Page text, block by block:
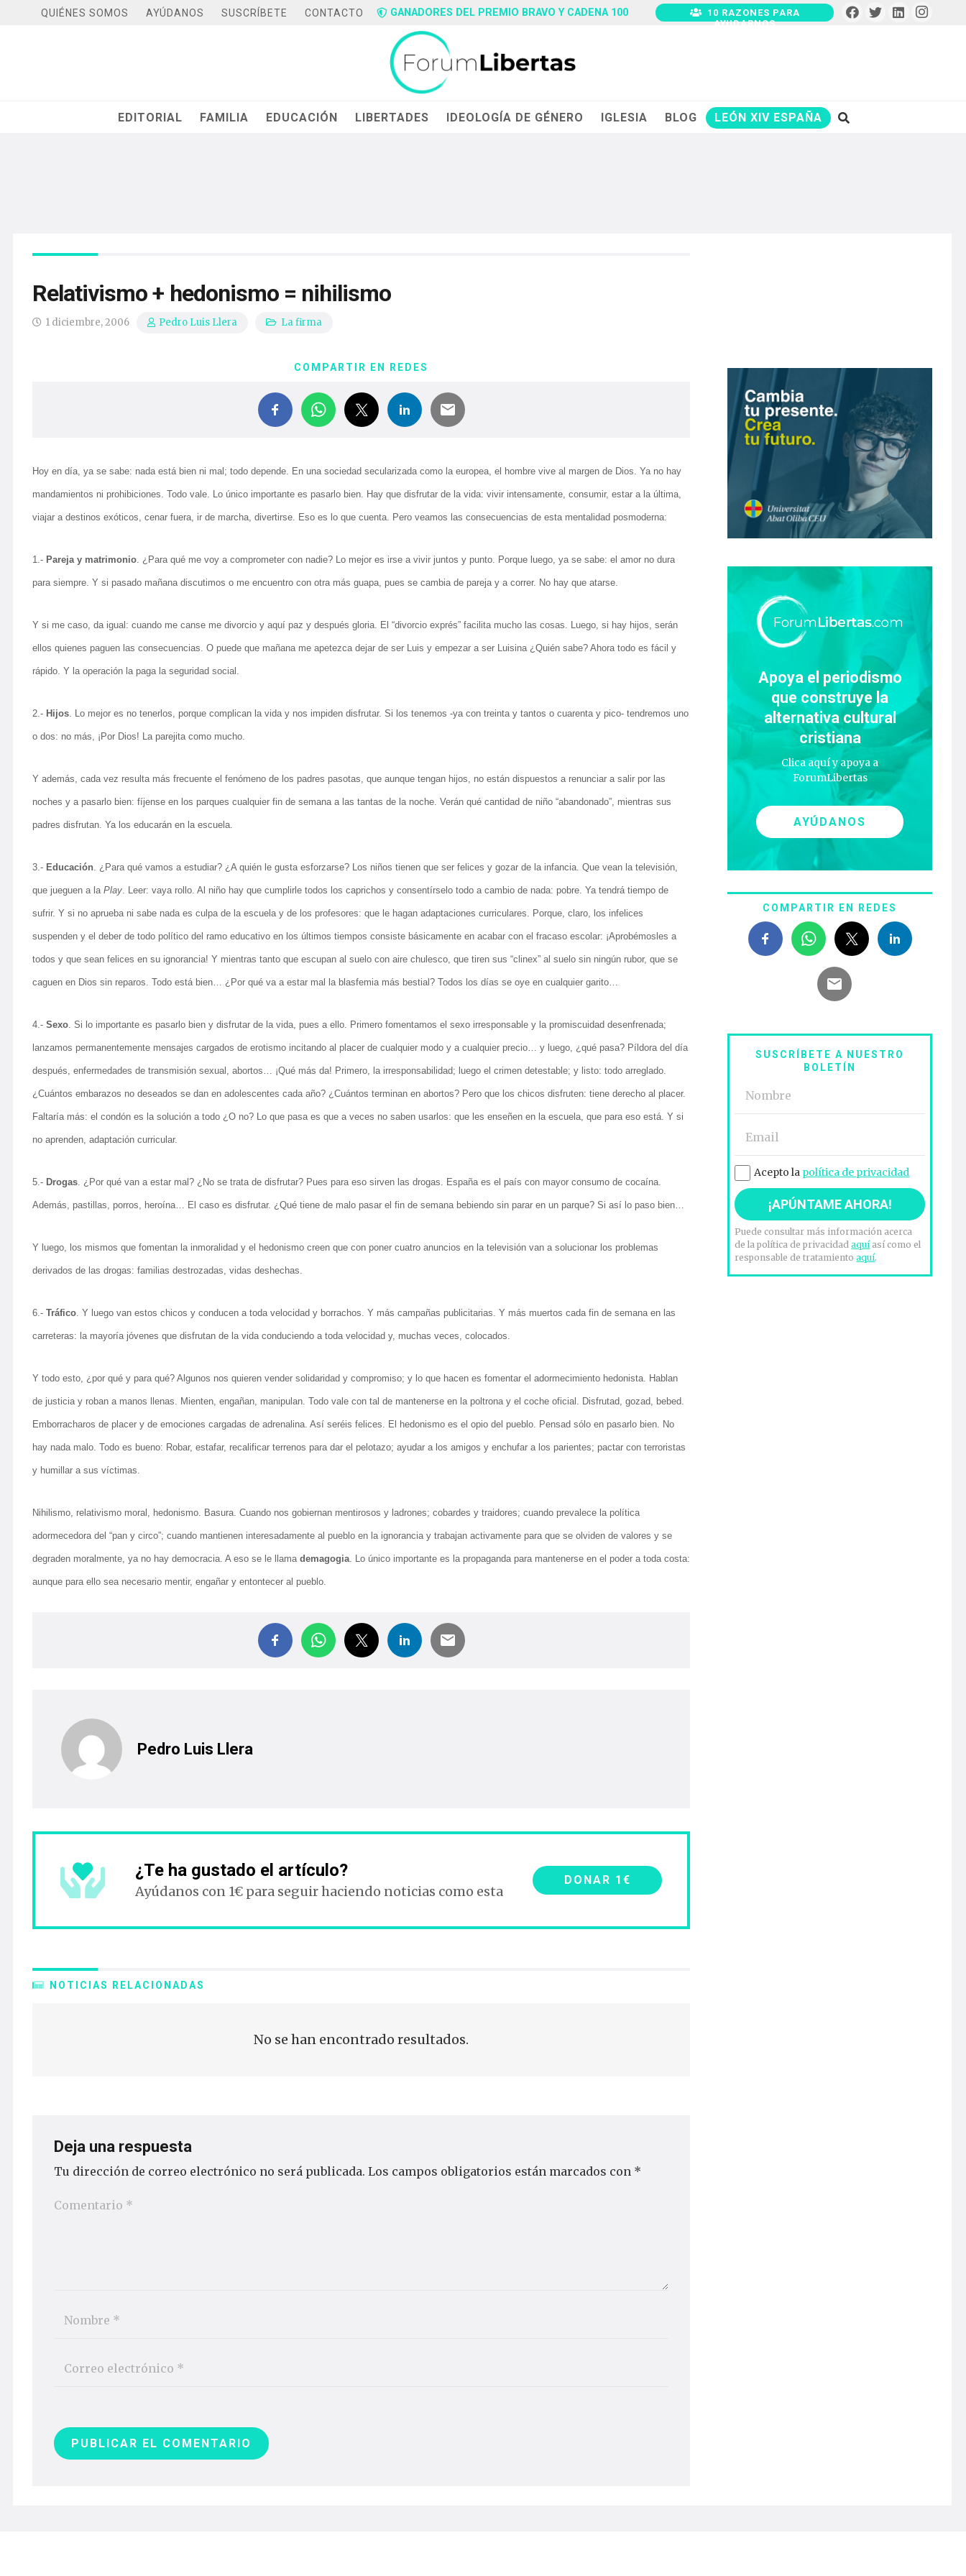
QUIÉNES SOMOS AYÚDANOS SUSCRÍBETE CONTACTO GANADORES DEL PREMIO BRAVO Y CADENA 100
10 RAZONES PARA
AYUDARNOS
EDITORIAL FAMILIA EDUCACIÓN LIBERTADES IDEOLOGÍA DE GÉNERO IGLESIA BLOG LEÓN XIV ESPAÑA
Relativismo + hedonismo = nihilismo
1 diciembre, 2006 Pedro Luis Llera La firma
COMPARTIR EN REDES
Hoy en día, ya se sabe: nada está bien ni mal; todo depende. En una sociedad secularizada como la europea, el hombre vive al margen de Dios. Ya no hay
mandamientos ni prohibiciones. Todo vale. Lo único importante es pasarlo bien. Hay que disfrutar de la vida: vivir intensamente, consumir, estar a la última,
viajar a destinos exóticos, cenar fuera, ir de marcha, divertirse. Eso es lo que cuenta. Pero veamos las consecuencias de esta mentalidad posmoderna:
1.- Pareja y matrimonio. ¿Para qué me voy a comprometer con nadie? Lo mejor es irse a vivir juntos y punto. Porque luego, ya se sabe: el amor no dura
para siempre. Y si pasado mañana discutimos o me encuentro con otra más guapa, pues se cambia de pareja y a correr. No hay que atarse.
Y si me caso, da igual: cuando me canse me divorcio y aquí paz y después gloria. El “divorcio exprés” facilita mucho las cosas. Luego, si hay hijos, serán
ellos quienes paguen las consecuencias. O puede que mañana me apetezca dejar de ser Luis y empezar a ser Luisina ¿Quién sabe? Ahora todo es fácil y
rápido. Y la operación la paga la seguridad social.
2.- Hijos. Lo mejor es no tenerlos, porque complican la vida y nos impiden disfrutar. Si los tenemos -ya con treinta y tantos o cuarenta y pico- tendremos uno
o dos: no más, ¡Por Dios! La parejita como mucho.
Y además, cada vez resulta más frecuente el fenómeno de los padres pasotas, que aunque tengan hijos, no están dispuestos a renunciar a salir por las
noches y a pasarlo bien: fíjense en los parques cualquier fin de semana a las tantas de la noche. Verán qué cantidad de niño “abandonado”, mientras sus
padres disfrutan. Ya los educarán en la escuela.
3.- Educación. ¿Para qué vamos a estudiar? ¿A quién le gusta esforzarse? Los niños tienen que ser felices y gozar de la infancia. Que vean la televisión,
que jueguen a la Play. Leer: vaya rollo. Al niño hay que cumplirle todos los caprichos y consentírselo todo a cambio de nada: pobre. Ya tendrá tiempo de
sufrir. Y si no aprueba ni sabe nada es culpa de la escuela y de los profesores: que le hagan adaptaciones curriculares. Porque, claro, los infelices
suspenden y el deber de todo político del ramo educativo en los últimos tiempos consiste básicamente en acabar con el fracaso escolar: ¡Aprobémosles a
todos y que sean felices en su ignorancia! Y mientras tanto que escupan al suelo con aire chulesco, que tiren sus “clinex” al suelo sin ningún rubor, que se
caguen en Dios sin reparos. Todo está bien… ¿Por qué va a estar mal la blasfemia más bestial? Todos los días se oye en cualquier garito…
4.- Sexo. Si lo importante es pasarlo bien y disfrutar de la vida, pues a ello. Primero fomentamos el sexo irresponsable y la promiscuidad desenfrenada;
lanzamos permanentemente mensajes cargados de erotismo incitando al placer de cualquier modo y a cualquier precio… y luego, ¿qué pasa? Píldora del día
después, enfermedades de transmisión sexual, abortos… ¡Qué más da! Primero, la irresponsabilidad; luego el crimen detestable; y listo: todo arreglado.
¿Cuántos embarazos no deseados se dan en adolescentes cada año? ¿Cuántos terminan en abortos? Pero que los chicos disfruten: tiene derecho al placer.
Faltaría más: el condón es la solución a todo ¿O no? Lo que pasa es que a veces no saben usarlos: que les enseñen en la escuela, que para eso está. Y si
no aprenden, adaptación curricular.
5.- Drogas. ¿Por qué van a estar mal? ¿No se trata de disfrutar? Pues para eso sirven las drogas. España es el país con mayor consumo de cocaína.
Además, pastillas, porros, heroína… El caso es disfrutar. ¿Qué tiene de malo pasar el fin de semana bebiendo sin parar en un parque? Si así lo paso bien…
Y luego, los mismos que fomentan la inmoralidad y el hedonismo creen que con poner cuatro anuncios en la televisión van a solucionar los problemas
derivados de las drogas: familias destrozadas, vidas deshechas.
6.- Tráfico. Y luego van estos chicos y conducen a toda velocidad y borrachos. Y más campañas publicitarias. Y más muertos cada fin de semana en las
carreteras: la mayoría jóvenes que disfrutan de la vida conduciendo a toda velocidad y, muchas veces, colocados.
Y todo esto, ¿por qué y para qué? Algunos nos quieren vender solidaridad y compromiso; y lo que hacen es fomentar el adormecimiento hedonista. Hablan
de justicia y roban a manos llenas. Mienten, engañan, manipulan. Todo vale con tal de mantenerse en la poltrona y el coche oficial. Disfrutad, gozad, bebed.
Emborracharos de placer y de emociones cargadas de adrenalina. Así seréis felices. El hedonismo es el opio del pueblo. Pensad sólo en pasarlo bien. No
hay nada malo. Todo es bueno: Robar, estafar, recalificar terrenos para dar el pelotazo; ayudar a los amigos y enchufar a los parientes; pactar con terroristas
y humillar a sus víctimas.
Nihilismo, relativismo moral, hedonismo. Basura. Cuando nos gobiernan mentirosos y ladrones; cobardes y traidores; cuando prevalece la política
adormecedora del “pan y circo”; cuando mantienen interesadamente al pueblo en la ignorancia y trabajan activamente para que se olviden de valores y se
degraden moralmente, ya no hay democracia. A eso se le llama demagogia. Lo único importante es la propaganda para mantenerse en el poder a toda costa:
aunque para ello sea necesario mentir, engañar y entontecer al pueblo.
Pedro Luis Llera
¿Te ha gustado el artículo?
Ayúdanos con 1€ para seguir haciendo noticias como esta
DONAR 1€
NOTICIAS RELACIONADAS
No se han encontrado resultados.
Deja una respuesta
Tu dirección de correo electrónico no será publicada. Los campos obligatorios están marcados con *
PUBLICAR EL COMENTARIO
Apoya el periodismo
que construye la
alternativa cultural
cristiana
Clica aquí y apoya a
ForumLibertas
AYÚDANOS
COMPARTIR EN REDES
SUSCRÍBETE A NUESTRO
BOLETÍN
Acepto la política de privacidad
Puede consultar más información acerca
de la política de privacidadaquíasí como el
responsable de tratamientoaquí.